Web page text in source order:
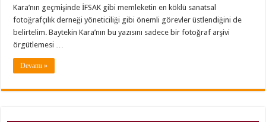
Kara’nın geçmişinde İFSAK gibi memleketin en köklü sanatsal
fotoğrafçılık derneği yöneticiliği gibi önemli görevler üstlendiğini de
belirtelim. Baytekin Kara’nın bu yazısını sadece bir fotoğraf arşivi
örgütlemesi …
Devamı »